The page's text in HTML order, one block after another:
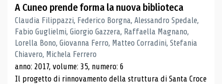
A Cuneo prende forma la nuova biblioteca
Claudia Filippazzi, Federico Borgna, Alessandro Spedale,
Fabio Guglielmi, Giorgio Gazzera, Raffaella Magnano,
Lorella Bono, Giovanna Ferro, Matteo Corradini, Stefania
Chiavero, Michela Ferrero
anno: 2017, volume: 35, numero: 6
Il progetto di rinnovamento della struttura di Santa Croce